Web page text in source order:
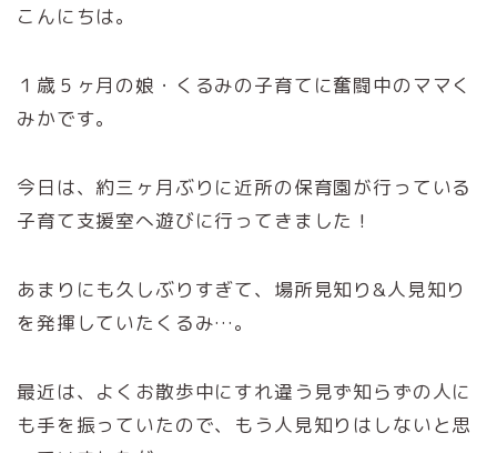
こんにちは。
１歳５ヶ月の娘・くるみの子育てに奮闘中のママく
みかです。
今日は、約三ヶ月ぶりに近所の保育園が行っている
子育て支援室へ遊びに行ってきました！
あまりにも久しぶりすぎて、場所見知り&人見知り
を発揮していたくるみ…。
最近は、よくお散歩中にすれ違う見ず知らずの人に
も手を振っていたので、もう人見知りはしないと思